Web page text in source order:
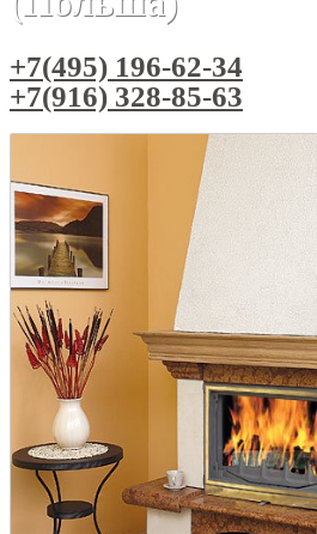
+7(495) 196-62-34
+7(916) 328-85-63